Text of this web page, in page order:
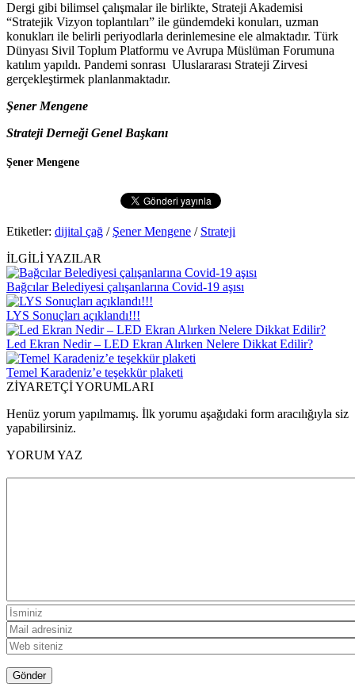
Dergi gibi bilimsel çalışmalar ile birlikte, Strateji Akademisi
“Stratejik Vizyon toplantıları” ile gündemdeki konuları, uzman
konukları ile belirli periyodlarla derinlemesine ele almaktadır. Türk
Dünyası Sivil Toplum Platformu ve Avrupa Müslüman Forumuna
katılım yapıldı. Pandemi sonrası Uluslararası Strateji Zirvesi
gerçekleştirmek planlanmaktadır.
Şener Mengene
Strateji Derneği Genel Başkanı
Şener Mengene
Etiketler: dijital çağ / Şener Mengene / Strateji
İLGİLİ YAZILAR
Bağcılar Belediyesi çalışanlarına Covid-19 aşısı
LYS Sonuçları açıklandı!!!
Led Ekran Nedir – LED Ekran Alırken Nelere Dikkat Edilir?
Temel Karadeniz’e teşekkür plaketi
ZİYARETÇİ YORUMLARI
Henüz yorum yapılmamış. İlk yorumu aşağıdaki form aracılığıyla siz
yapabilirsiniz.
YORUM YAZ